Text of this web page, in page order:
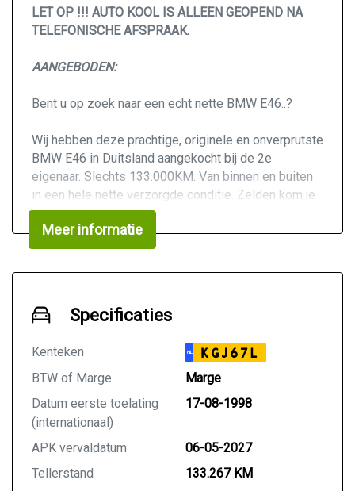
LET OP !!! AUTO KOOL IS ALLEEN GEOPEND NA
TELEFONISCHE AFSPRAAK.
AANGEBODEN:
Bent u op zoek naar een echt nette BMW E46..?
Wij hebben deze prachtige, originele en onverprutste
BMW E46 in Duitsland aangekocht bij de 2e
eigenaar. Slechts 133.000KM. Van binnen en buiten
in een hele nette verzorgde conditie. Zelden kom je
nog zo'n nette BMW E46 tegen. Tijdloze kleurstelling
Alpinweiss 3 met een mooi lichtgrijze stoffen
interieur (bekleding is schoon en onbeschadigd).
schakelende automaat. Auto rijdt dan ook perfect.
Deze auto is ook interessant voor de Youngtimer
Belangrijkste opties van deze BMW:
Airco (Climate control)
Automaat
Elektrisch schuif/kanteldak
Lichtmetalen velgen (zeer netjes)
Meer informatie
Specificaties
Kenteken NL KGJ67L
BTW of Marge
Marge
Datum eerste toelating
(internationaal)
17-08-1998
APK vervaldatum
06-05-2027
Tellerstand
133.267 KM